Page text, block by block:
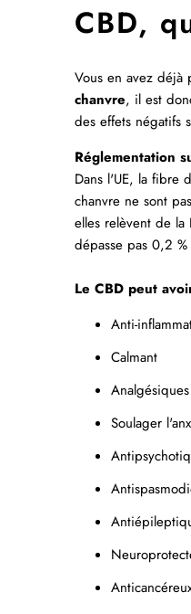
CBD,
Vous en avez déjà
chanvre, il est
des effets négatifs
Réglementation
Dans l'UE, la fibre
chanvre ne sont
elles relèvent de
dépasse pas 0,2
Le CBD peut
Anti-
Calmant
Analgésiques
Soulager